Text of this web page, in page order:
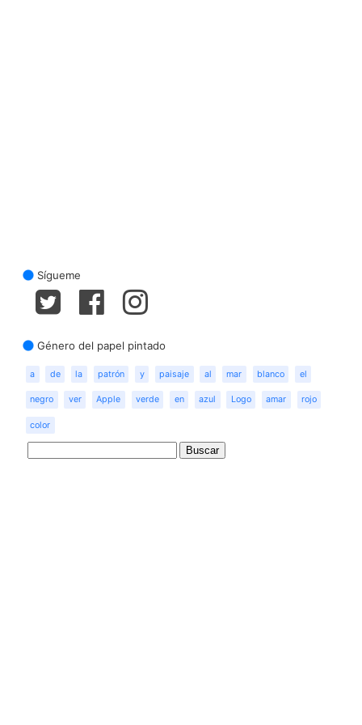
Sígueme
Género del papel pintado
a de la patrón y paisaje al mar blanco el
negro ver Apple verde en azul Logo amar rojo
color